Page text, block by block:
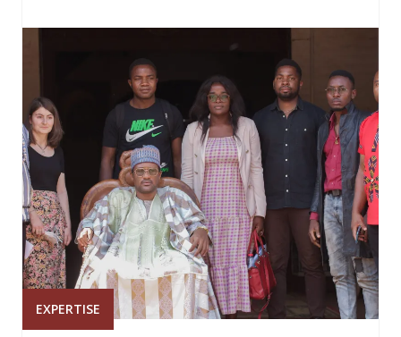
EXPERTISE